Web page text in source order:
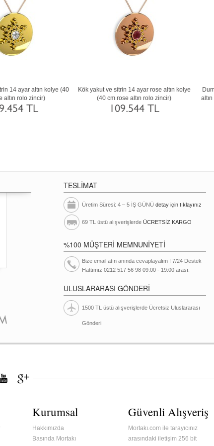
ve kök yakut 18 ayar rose altın
(40 cm beyaz altın rolo zincir)
156.056 TL
Rodolit garnet ve kök yakut 8 ayar beyaz
altın kolye (40 cm rose altın rolo zincir)
60.811 TL
TESLİMAT
Üretim Süresi: 4 – 5 İŞ GÜNÜ detay için tıklayınız
69 TL üstü alışverişlerde ÜCRETSİZ KARGO
%100 MÜŞTERİ MEMNUNİYETİ
Bize email atın anında cevaplayalım ! 7/24 Destek
Hattımız 0212 517 56 98 09:00 - 19:00 arası.
ULUSLARARASI GÖNDERİ
1500 TL üstü alışverişlerde Ücretsiz Uluslararası
Gönderi
Kurumsal
Hakkımızda
Basında Mortakı
Güvenli Alışveriş
Mortakı.com ile tarayıcınız
arasındaki iletişim 256 bit